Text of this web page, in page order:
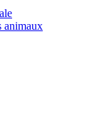
animaux